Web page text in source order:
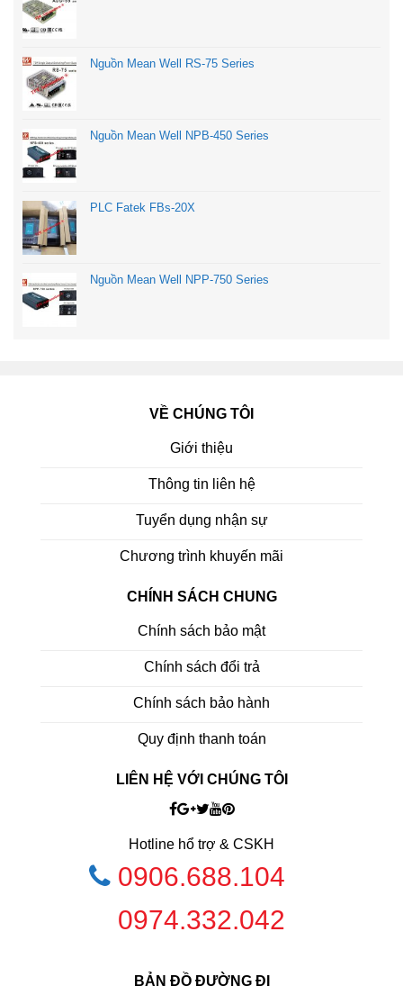
Nguồn Mean Well RS-75 Series
Nguồn Mean Well NPB-450 Series
PLC Fatek FBs-20X
Nguồn Mean Well NPP-750 Series
VỀ CHÚNG TÔI
Giới thiệu
Thông tin liên hệ
Tuyển dụng nhận sự
Chương trình khuyến mãi
CHÍNH SÁCH CHUNG
Chính sách bảo mật
Chính sách đổi trả
Chính sách bảo hành
Quy định thanh toán
LIÊN HỆ VỚI CHÚNG TÔI
Hotline hổ trợ & CSKH
0906.688.104
0974.332.042
BẢN ĐỒ ĐƯỜNG ĐI